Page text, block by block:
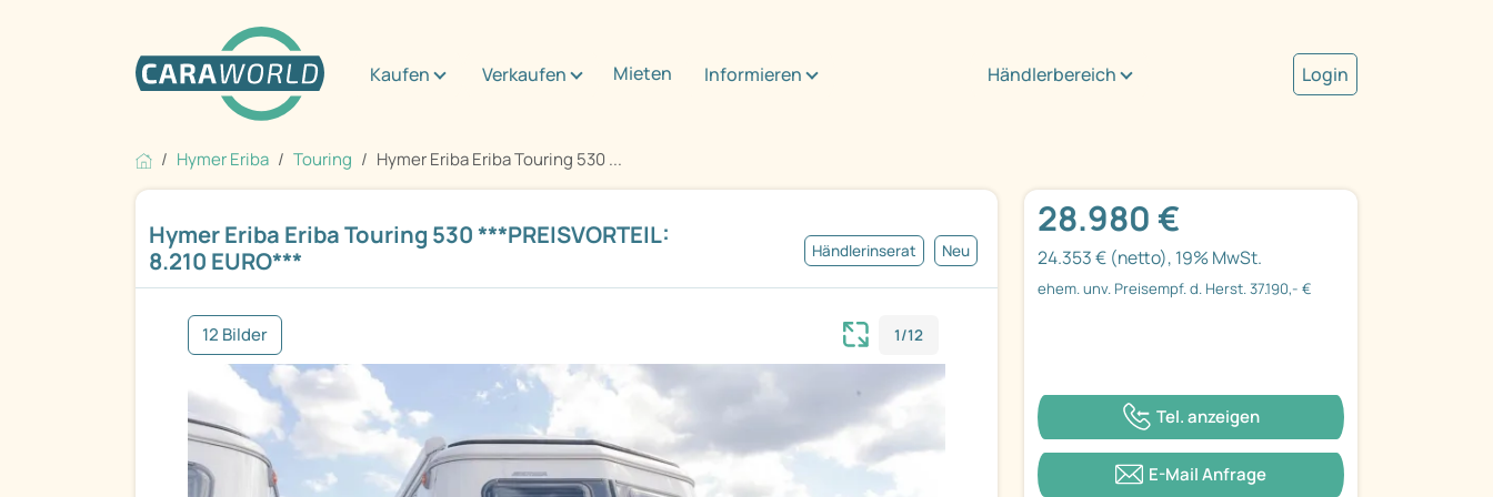
Kaufen Verkaufen Mieten Informieren Händlerbereich Login
Hymer Eriba Touring Hymer Eriba Eriba Touring 530 ...
Hymer Eriba Eriba Touring 530 ***PREISVORTEIL:
8.210 EURO***
Händlerinserat Neu
12 Bilder 1/12
28.980 €
24.353 € (netto), 19% MwSt.
ehem. unv. Preisempf. d. Herst. 37.190,- €
Tel. anzeigen
E-Mail Anfrage